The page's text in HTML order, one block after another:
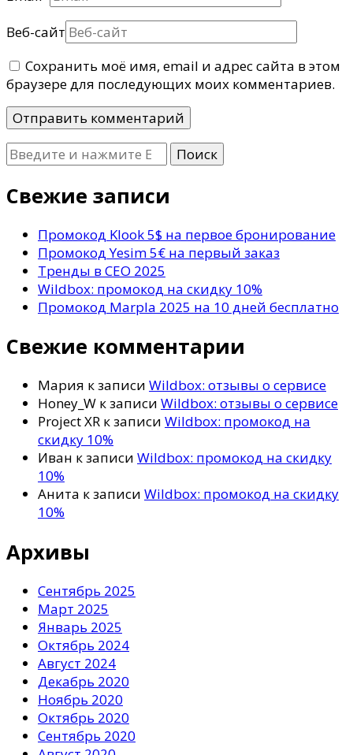
Веб-сайт
Сохранить моё имя, email и адрес сайта в этом
браузере для последующих моих комментариев.
Ищите
что-
то?
Свежие записи
Промокод Klook 5$ на первое бронирование
Промокод Yesim 5€ на первый заказ
Тренды в СЕО 2025
Wildbox: промокод на скидку 10%
Промокод Marpla 2025 на 10 дней бесплатно
Свежие комментарии
Мария к записи Wildbox: отзывы о сервисе
Honey_W к записи Wildbox: отзывы о сервисе
Project XR к записи Wildbox: промокод на
скидку 10%
Иван к записи Wildbox: промокод на скидку
10%
Анита к записи Wildbox: промокод на скидку
10%
Архивы
Сентябрь 2025
Март 2025
Январь 2025
Октябрь 2024
Август 2024
Декабрь 2020
Ноябрь 2020
Октябрь 2020
Сентябрь 2020